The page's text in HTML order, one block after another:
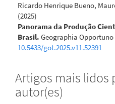
Ricardo Henrique Bueno,
(2025)
Panorama da Produção
Brasil. Geographia Opportuno
10.5433/got.2025.v11.52391
Artigos mais lidos
autor(es)